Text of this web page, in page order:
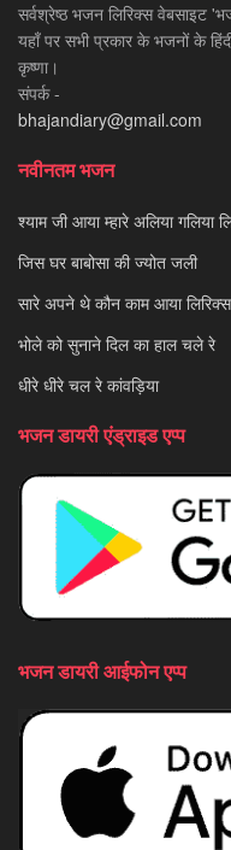
सर्वश्रेष्ठ भजन लिरिक्स वेबसाइट
यहाँ पर सभी प्रकार के भजनों के
कृष्णा।
संपर्क -
bhajandiary@gmail.com
नवीनतम भजन
श्याम जी आया म्हारे अलिया गलिया
जिस घर बाबोसा की ज्योत जली
सारे अपने थे कौन काम आया लिरिक्स
भोले को सुनाने दिल का हाल चले रे
धीरे धीरे चल रे कांवड़िया
भजन डायरी एंड्राइड एप्प
भजन डायरी आईफोन एप्प